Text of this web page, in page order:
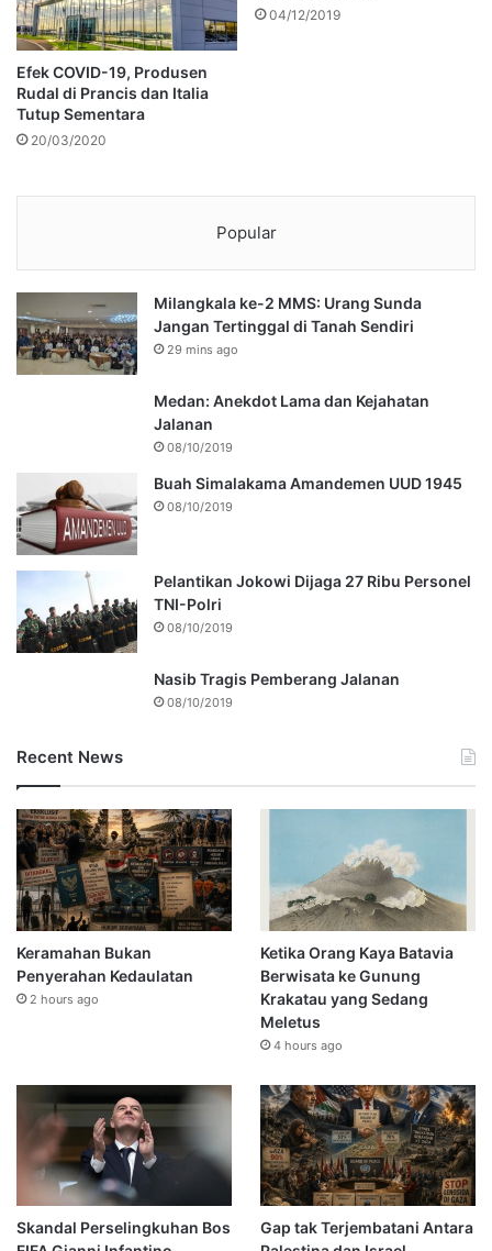
Efek COVID-19, Produsen
Rudal di Prancis dan Italia
Tutup Sementara
20/03/2020
04/12/2019
Popular
Milangkala ke-2 MMS: Urang Sunda
Jangan Tertinggal di Tanah Sendiri
29 mins ago
Medan: Anekdot Lama dan Kejahatan
Jalanan
08/10/2019
Buah Simalakama Amandemen UUD 1945
08/10/2019
Pelantikan Jokowi Dijaga 27 Ribu Personel
TNI-Polri
08/10/2019
Nasib Tragis Pemberang Jalanan
08/10/2019
Recent News
Keramahan Bukan
Penyerahan Kedaulatan
2 hours ago
Ketika Orang Kaya Batavia
Berwisata ke Gunung
Krakatau yang Sedang
Meletus
4 hours ago
Skandal Perselingkuhan Bos
Gap tak Terjembatani Antara